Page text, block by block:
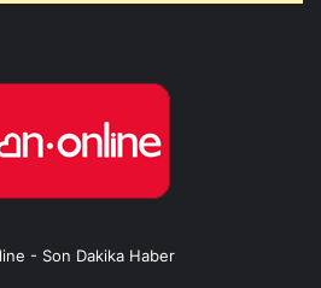
- Son Dakika Haber